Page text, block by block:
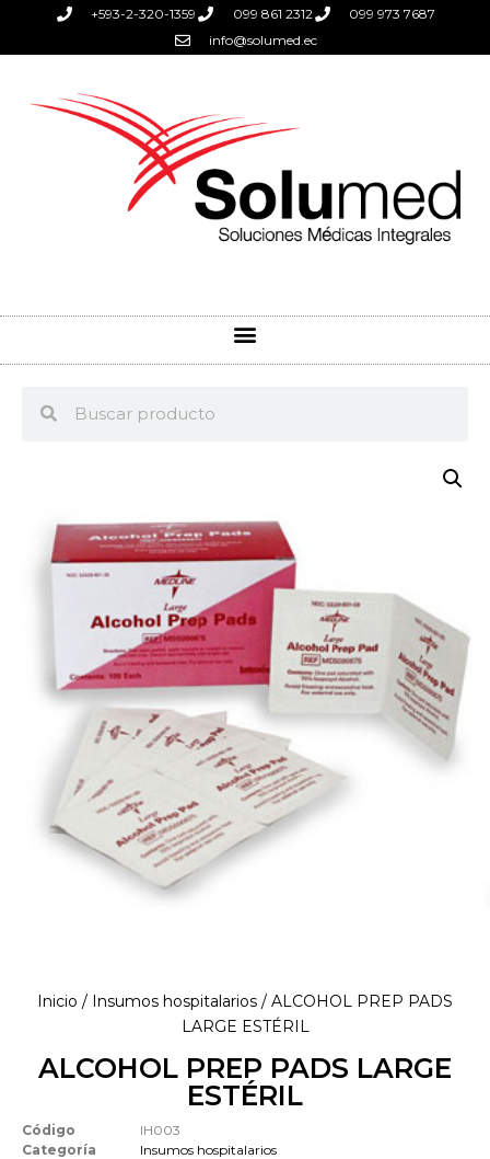
+593-2-320-1359 099 861 2312
099 973 7687
info@solumed.ec
Inicio / Insumos hospitalarios / ALCOHOL PREP PADS
LARGE ESTÉRIL
ALCOHOL PREP PADS LARGE
ESTÉRIL
Código
IH003
Categoría
Insumos hospitalarios